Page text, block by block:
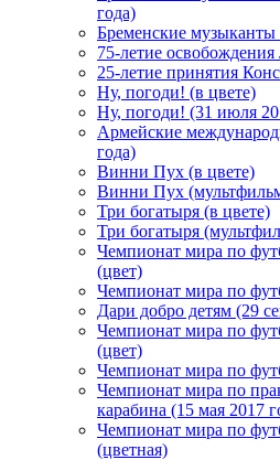
года)
Бременские музыканты
75-летие
25-летие принятия
Ну, погоди! (в цвете)
Ну, погоди! (31 июля
Армейские
года)
Винни Пух (в цвете)
Винни Пух
Три богатыря (в цвете)
Три богатыря
Чемпионат мира по
(цвет)
Чемпионат мира по
Дари добро детям (29
Чемпионат мира по
(цвет)
Чемпионат мира по
Чемпионат мира по
карабина (15 мая 2017
Чемпионат мира по
(цветная)